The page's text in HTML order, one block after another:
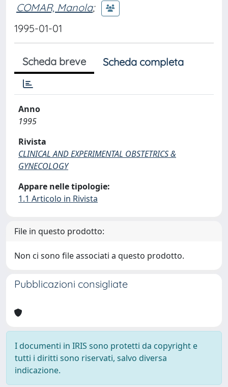
COMAR, Manola;
1995-01-01
Scheda breve Scheda completa
Anno
1995
Rivista
CLINICAL AND EXPERIMENTAL OBSTETRICS &
GYNECOLOGY
Appare nelle tipologie:
1.1 Articolo in Rivista
File in questo prodotto:
Non ci sono file associati a questo prodotto.
Pubblicazioni consigliate
I documenti in IRIS sono protetti da copyright e
tutti i diritti sono riservati, salvo diversa
indicazione.